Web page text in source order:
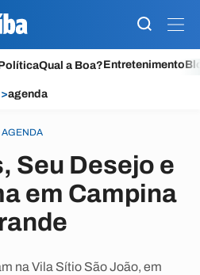
Qual a Boa?Entretenimento
>agenda
AGENDA
Seu Desejo e
em Campina
na Vila Sítio São João, em